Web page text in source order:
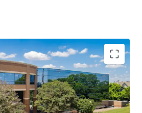
Austin’s Fastest-Growing